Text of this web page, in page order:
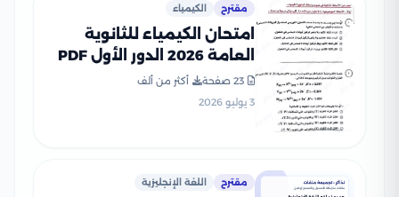
مقترح الكيمياء
امتحان الكيمياء للثانوية
العامة 2026 الدور الأول PDF
لطلاب الصف الثالث الثانوي
23 صفحة
أكثر من ألف
3 يوليو 2026
مقترح اللغة الإنجليزية